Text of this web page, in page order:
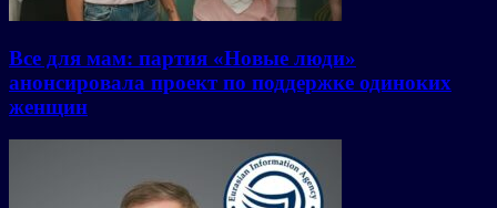
Все для мам: партия «Новые люди»
анонсировала проект по поддержке одиноких
женщин